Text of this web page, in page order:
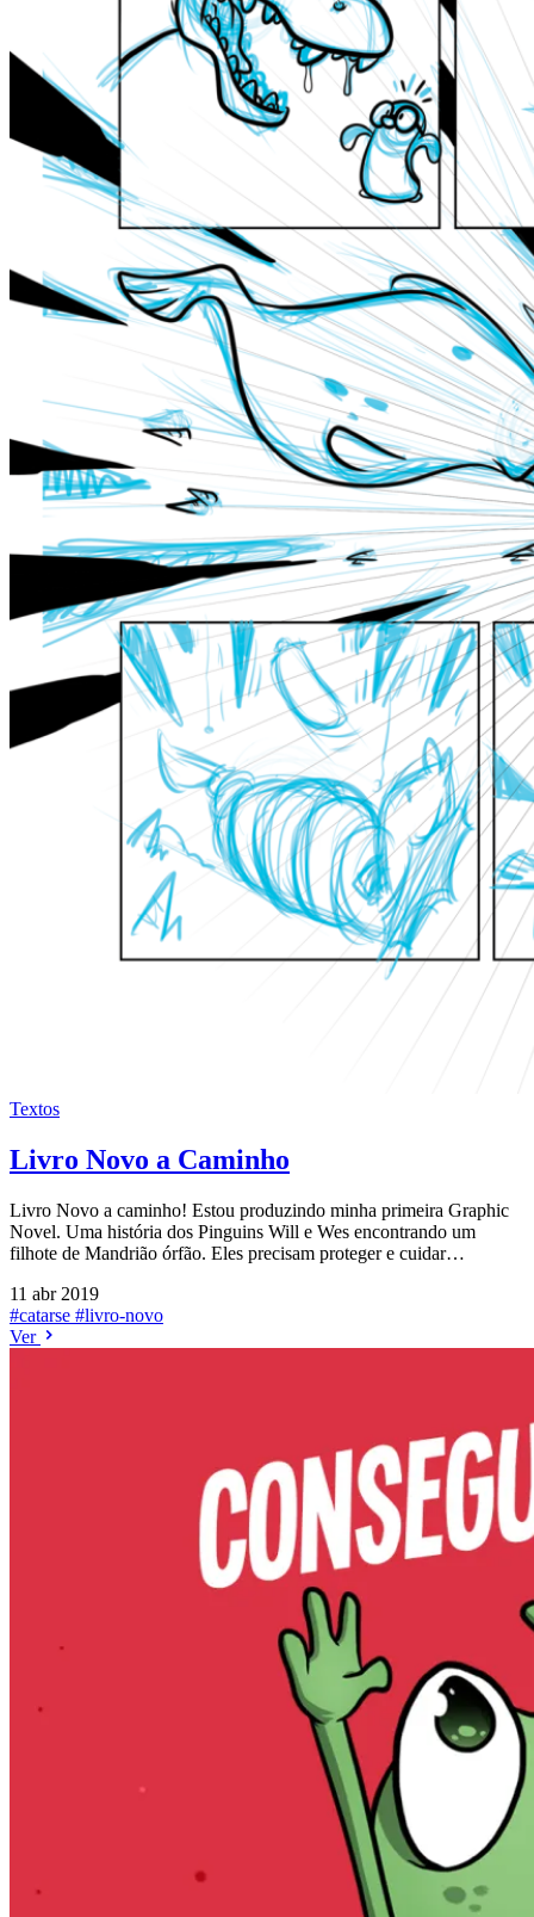
Textos
Livro Novo a Caminho
Livro Novo a caminho! Estou produzindo minha primeira Graphic
Novel. Uma história dos Pinguins Will e Wes encontrando um
filhote de Mandrião órfão. Eles precisam proteger e cuidar…
11 abr 2019
#catarse #livro-novo
Ver